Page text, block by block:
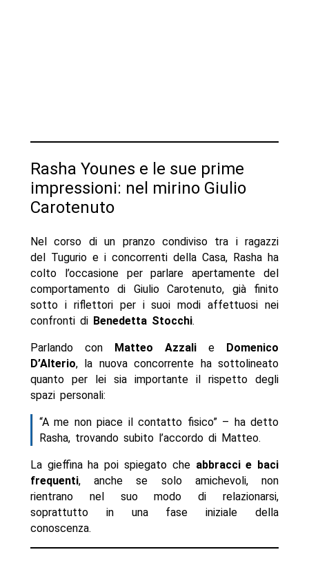
Rasha Younes e le sue prime
impressioni: nel mirino Giulio
Carotenuto
Nel corso di un pranzo condiviso tra i ragazzi
del Tugurio e i concorrenti della Casa, Rasha ha
colto l’occasione per parlare apertamente del
comportamento di Giulio Carotenuto, già finito
sotto i riflettori per i suoi modi affettuosi nei
confronti di Benedetta Stocchi.
Parlando con Matteo Azzali e Domenico
D’Alterio, la nuova concorrente ha sottolineato
quanto per lei sia importante il rispetto degli
spazi personali:
“A me non piace il contatto fisico” – ha detto
Rasha, trovando subito l’accordo di Matteo.
La gieffina ha poi spiegato che abbracci e baci
frequenti, anche se solo amichevoli, non
rientrano nel suo modo di relazionarsi,
soprattutto in una fase iniziale della
conoscenza.